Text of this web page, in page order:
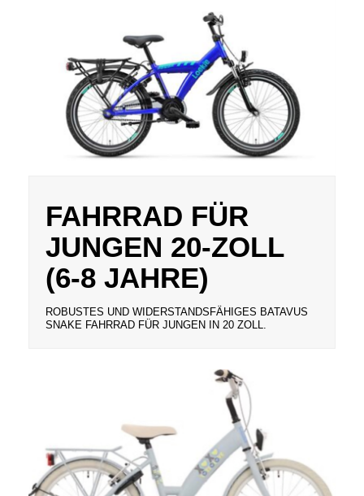
FAHRRAD FÜR
JUNGEN 20-ZOLL
(6-8 JAHRE)
ROBUSTES UND WIDERSTANDSFÄHIGES BATAVUS
SNAKE FAHRRAD FÜR JUNGEN IN 20 ZOLL.